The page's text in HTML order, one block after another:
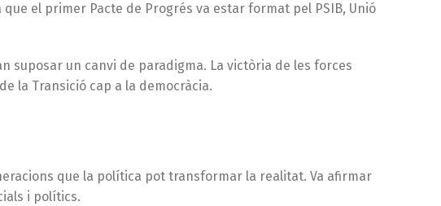
el primer Pacte de Progrés va estar format pel PSIB, Unió
suposar un canvi de paradigma. La victòria de les forces
la Transició cap a la democràcia.
que la política pot transformar la realitat. Va afirmar
i polítics.